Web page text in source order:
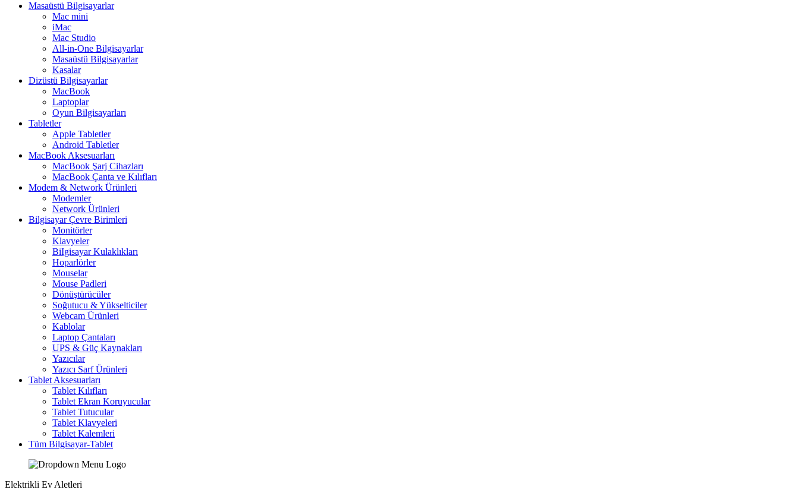
Masaüstü Bilgisayarlar
Mac mini
iMac
Mac Studio
All-in-One Bilgisayarlar
Masaüstü Bilgisayarlar
Kasalar
Dizüstü Bilgisayarlar
MacBook
Laptoplar
Oyun Bilgisayarları
Tabletler
Apple Tabletler
Android Tabletler
MacBook Aksesuarları
MacBook Şarj Cihazları
MacBook Çanta ve Kılıfları
Modem & Network Ürünleri
Modemler
Network Ürünleri
Bilgisayar Çevre Birimleri
Monitörler
Klavyeler
BiIgisayar Kulaklıkları
Hoparlörler
Mouselar
Mouse Padleri
Dönüştürücüler
Soğutucu & Yükselticiler
Webcam Ürünleri
Kablolar
Laptop Çantaları
UPS & Güç Kaynakları
Yazıcılar
Yazıcı Sarf Ürünleri
Tablet Aksesuarları
Tablet Kılıfları
Tablet Ekran Koruyucular
Tablet Tutucular
Tablet Klavyeleri
Tablet Kalemleri
Tüm Bilgisayar-Tablet
Elektrikli Ev Aletleri